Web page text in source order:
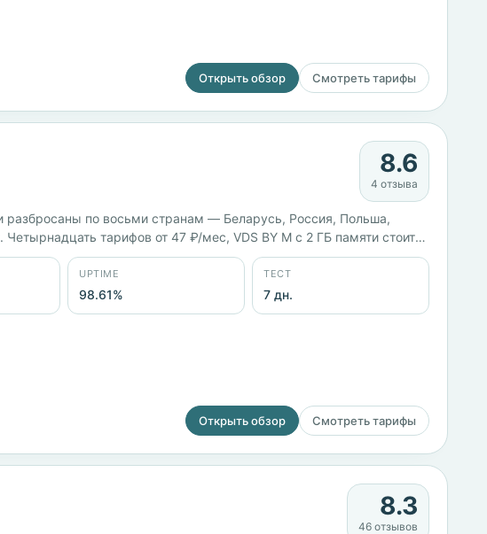
Открыть обзор Смотреть тарифы
8.6
4 отзыва
разбросаны по восьми странам — Беларусь, Россия, Польша,
тарифов от 47 ₽/мес, VDS BY M с 2 ГБ памяти стоит
cPanel, ISPmanager, Plesk. Заявленный uptime 98,61%.
UPTIME
98.61%
ТЕСТ
7 дн.
Открыть обзор Смотреть тарифы
8.3
46 отзывов